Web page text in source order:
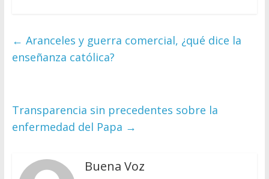
← Aranceles y guerra comercial, ¿qué dice la
enseñanza católica?
Transparencia sin precedentes sobre la
enfermedad del Papa →
Buena Voz